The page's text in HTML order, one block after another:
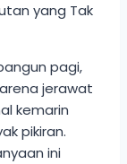
pagi,
jerawat
kemarin
pikiran.
ini